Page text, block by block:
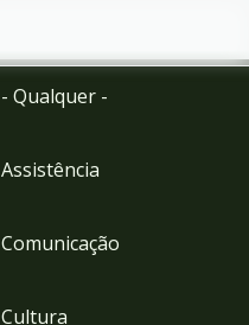
- Qualquer -
Assistência
Comunicação
Cultura